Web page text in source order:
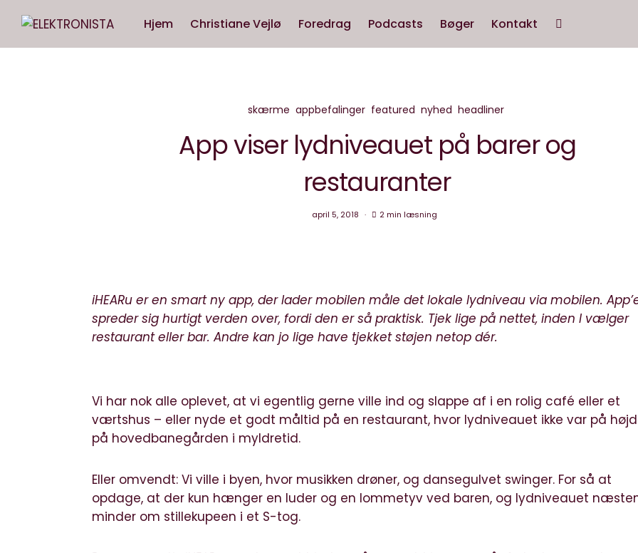
Hjem Christiane Vejlø Foredrag Podcasts Bøger Kontakt
skærme appbefalinger featured nyhed headliner
App viser lydniveauet på barer og
restauranter
april 5, 2018 2 min læsning
iHEARu er en smart ny app, der lader mobilen måle det lokale lydniveau via mobilen.
spreder sig hurtigt verden over, fordi den er så praktisk. Tjek lige på nettet, inden I vælger
restaurant eller bar. Andre kan jo lige have tjekket støjen netop dér.
Vi har nok alle oplevet, at vi egentlig gerne ville ind og slappe af i en rolig café eller et
værtshus – eller nyde et godt måltid på en restaurant, hvor lydniveauet ikke var på
på hovedbanegården i myldretid.
Eller omvendt: Vi ville i byen, hvor musikken drøner, og dansegulvet swinger. For så at
opdage, at der kun hænger en luder og en lommetyv ved baren, og lydniveauet
minder om stillekupeen i et S-tog.